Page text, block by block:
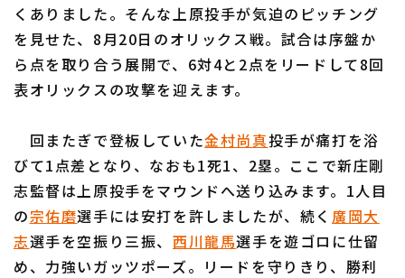
運営会社（別ウィンドウで開く） よくある質問
特定商取引法の表示 アルバイト募集 （別ウィンドウで開く
くありました。そんな上原投手が気迫のピッチング
を見せた、8月20日のオリックス戦。試合は序盤か
ら点を取り合う展開で、6対4と2点をリードして8回
表オリックスの攻撃を迎えます。
回またぎで登板していた金村尚真投手が痛打を浴
びて1点差となり、なおも1死1、2塁。ここで新庄剛
志監督は上原投手をマウンドへ送り込みます。1人目
の宗佑磨選手には安打を許しましたが、続く 廣岡大
志選手を空振り三振、西川龍馬選手を遊ゴロに仕留
め、力強いガッツポーズ。リードを守りきり、勝利